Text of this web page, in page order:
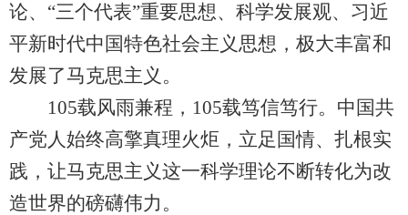
论、“三个代表”重要思想、科学发展观、习近
平新时代中国特色社会主义思想，极大丰富和
发展了马克思主义。
105载风雨兼程，105载笃信笃行。中国共
产党人始终高擎真理火炬，立足国情、扎根实
践，让马克思主义这一科学理论不断转化为改
造世界的磅礴伟力。